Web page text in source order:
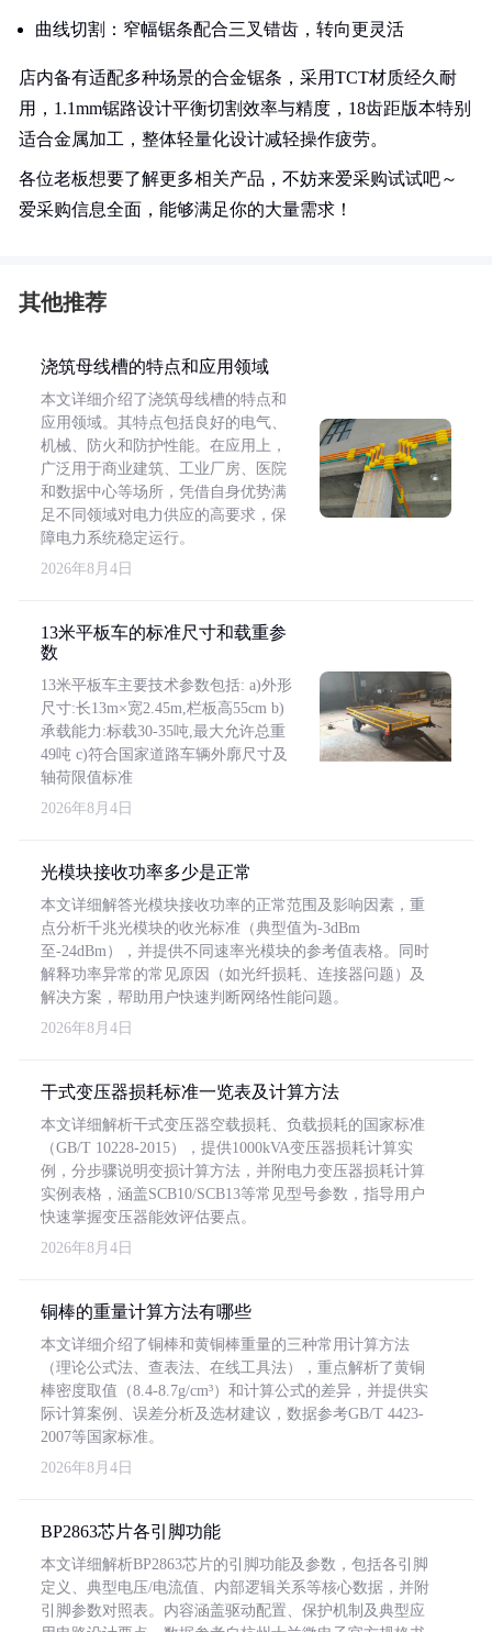
曲线切割：窄幅锯条配合三叉错齿，转向更灵活
店内备有适配多种场景的合金锯条，采用TCT材质经久耐
用，1.1mm锯路设计平衡切割效率与精度，18齿距版本特别
适合金属加工，整体轻量化设计减轻操作疲劳。
各位老板想要了解更多相关产品，不妨来爱采购试试吧～
爱采购信息全面，能够满足你的大量需求！
其他推荐
浇筑母线槽的特点和应用领域
本文详细介绍了浇筑母线槽的特点和
应用领域。其特点包括良好的电气、
机械、防火和防护性能。在应用上，
广泛用于商业建筑、工业厂房、医院
和数据中心等场所，凭借自身优势满
足不同领域对电力供应的高要求，保
障电力系统稳定运行。
2026年8月4日
13米平板车的标准尺寸和载重参
数
13米平板车主要技术参数包括: a)外形
尺寸:长13m×宽2.45m,栏板高55cm b)
承载能力:标载30-35吨,最大允许总重
49吨 c)符合国家道路车辆外廓尺寸及
轴荷限值标准
2026年8月4日
光模块接收功率多少是正常
本文详细解答光模块接收功率的正常范围及影响因素，重
点分析千兆光模块的收光标准（典型值为-3dBm
至-24dBm），并提供不同速率光模块的参考值表格。同时
解释功率异常的常见原因（如光纤损耗、连接器问题）及
解决方案，帮助用户快速判断网络性能问题。
2026年8月4日
干式变压器损耗标准一览表及计算方法
本文详细解析干式变压器空载损耗、负载损耗的国家标准
（GB/T 10228-2015），提供1000kVA变压器损耗计算实
例，分步骤说明变损计算方法，并附电力变压器损耗计算
实例表格，涵盖SCB10/SCB13等常见型号参数，指导用户
快速掌握变压器能效评估要点。
2026年8月4日
铜棒的重量计算方法有哪些
本文详细介绍了铜棒和黄铜棒重量的三种常用计算方法
（理论公式法、查表法、在线工具法），重点解析了黄铜
棒密度取值（8.4-8.7g/cm³）和计算公式的差异，并提供实
际计算案例、误差分析及选材建议，数据参考GB/T 4423-
2007等国家标准。
2026年8月4日
BP2863芯片各引脚功能
本文详细解析BP2863芯片的引脚功能及参数，包括各引脚
定义、典型电压/电流值、内部逻辑关系等核心数据，并附
引脚参数对照表。内容涵盖驱动配置、保护机制及典型应